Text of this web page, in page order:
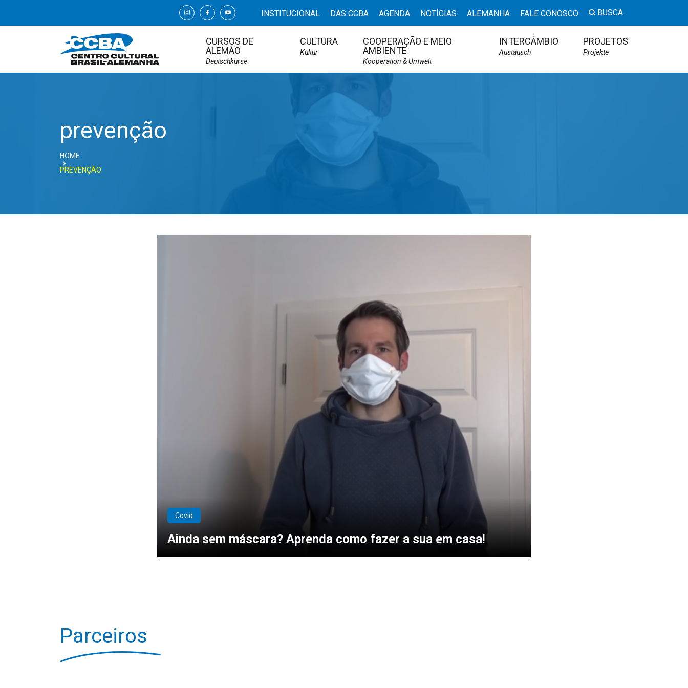
INSTITUCIONAL DAS CCBA AGENDA NOTÍCIAS ALEMANHA FALE CONOSCO BUSCA
CURSOS DE
ALEMÃO
Deutschkurse
CULTURA
Kultur
COOPERAÇÃO E MEIO
AMBIENTE
Kooperation & Umwelt
INTERCÂMBIO
Austausch
PROJETOS
Projekte
prevenção
HOME
PREVENÇÃO
Covid
Ainda sem máscara? Aprenda como fazer a sua em casa!
Parceiros